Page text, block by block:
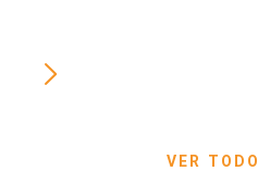
VER TODO